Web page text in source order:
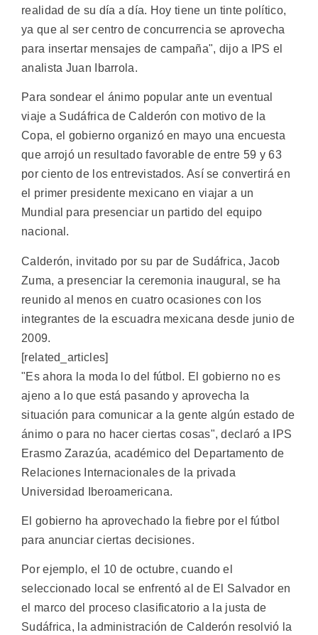
realidad de su día a día. Hoy tiene un tinte político,
ya que al ser centro de concurrencia se aprovecha
para insertar mensajes de campaña", dijo a IPS el
analista Juan Ibarrola.
Para sondear el ánimo popular ante un eventual
viaje a Sudáfrica de Calderón con motivo de la
Copa, el gobierno organizó en mayo una encuesta
que arrojó un resultado favorable de entre 59 y 63
por ciento de los entrevistados. Así se convertirá en
el primer presidente mexicano en viajar a un
Mundial para presenciar un partido del equipo
nacional.
Calderón, invitado por su par de Sudáfrica, Jacob
Zuma, a presenciar la ceremonia inaugural, se ha
reunido al menos en cuatro ocasiones con los
integrantes de la escuadra mexicana desde junio de
2009.
[related_articles]
"Es ahora la moda lo del fútbol. El gobierno no es
ajeno a lo que está pasando y aprovecha la
situación para comunicar a la gente algún estado de
ánimo o para no hacer ciertas cosas", declaró a IPS
Erasmo Zarazúa, académico del Departamento de
Relaciones Internacionales de la privada
Universidad Iberoamericana.
El gobierno ha aprovechado la fiebre por el fútbol
para anunciar ciertas decisiones.
Por ejemplo, el 10 de octubre, cuando el
seleccionado local se enfrentó al de El Salvador en
el marco del proceso clasificatorio a la justa de
Sudáfrica, la administración de Calderón resolvió la